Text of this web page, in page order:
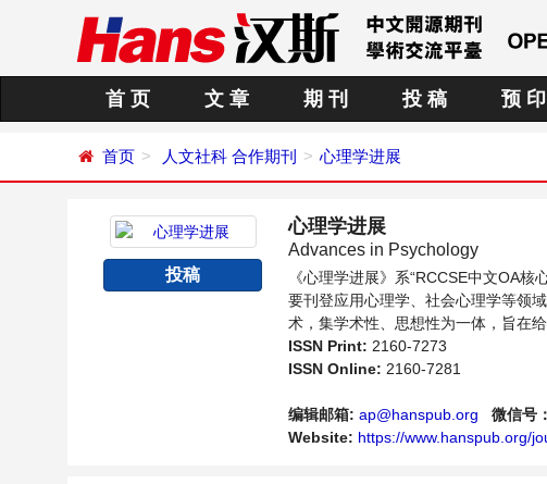
首 页 文 章 期 刊 投 稿 预 印
首页 人文社科 合作期刊 心理学进展
投稿
心理学进展
Advances in Psychology
《心理学进展》系“RCCSE中文OA
要刊登应用心理学、社会心理学等领
术，集学术性、思想性为一体，旨在
内不同方向问题与发展的交流平台。
ISSN Print: 2160-7273
ISSN Online: 2160-7281
编辑邮箱: ap@hanspub.org 微信号：
Website: https://www.hanspub.org/